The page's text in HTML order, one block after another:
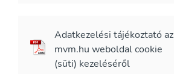
Adatkezelési tájékoztató az
mvm.hu weboldal cookie
(süti) kezeléséről